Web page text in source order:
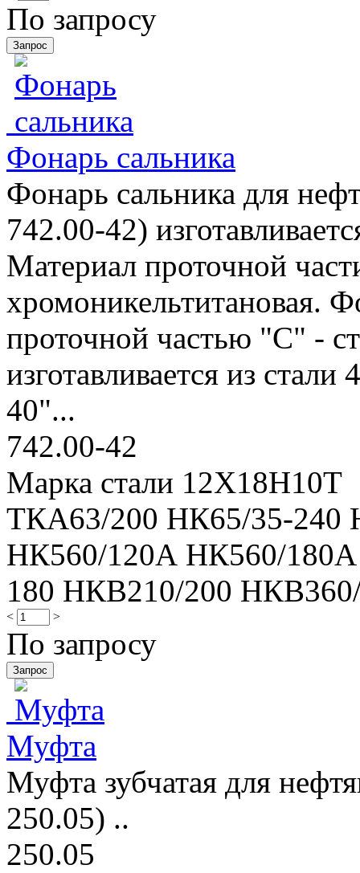
По запросу
Фонарь сальника
Фонарь сальника для
742.00-42)
Материал проточной
хромоникельтитановая.
проточной частью "С" -
изготавливается из
40"...
742.00-42
Марка стали 12Х18Н10Т
ТКА63/200 НК65/35-240
НК560/120А НК560/
180 НКВ210/200
< >
По запросу
Муфта
Муфта зубчатая для
250.05) ..
250.05